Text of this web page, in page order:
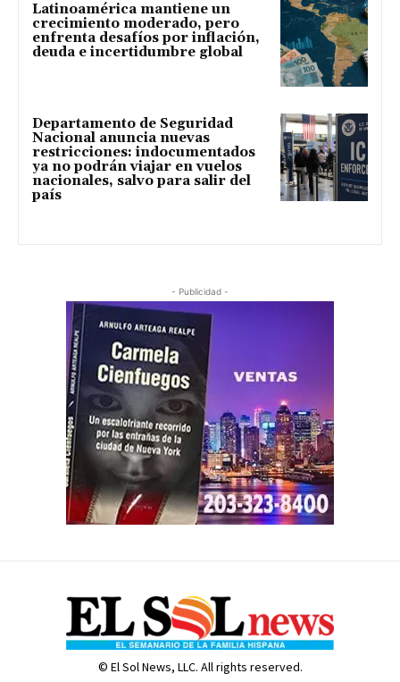
Latinoamérica mantiene un
crecimiento moderado, pero
enfrenta desafíos por inflación,
deuda e incertidumbre global
Departamento de Seguridad
Nacional anuncia nuevas
restricciones: indocumentados
ya no podrán viajar en vuelos
nacionales, salvo para salir del
país
- Publicidad -
© El Sol News, LLC. All rights reserved.